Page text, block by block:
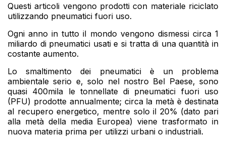
Questi articoli vengono prodotti con materiale riciclato
utilizzando pneumatici fuori uso.
Ogni anno in tutto il mondo vengono dismessi circa 1
miliardo di pneumatici usati e si tratta di una quantità in
costante aumento.
Lo smaltimento dei pneumatici è un problema
ambientale serio e, solo nel nostro Bel Paese, sono
quasi 400mila le tonnellate di pneumatici fuori uso
(PFU) prodotte annualmente; circa la metà è destinata
al recupero energetico, mentre solo il 20% (dato pari
alla metà della media Europea) viene trasformato in
nuova materia prima per utilizzi urbani o industriali.